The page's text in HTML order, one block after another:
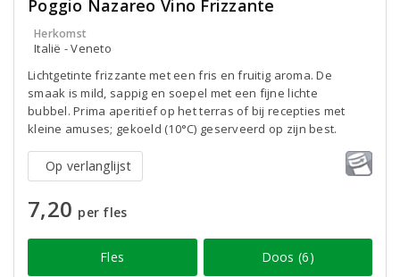
Poggio Nazareo Vino Frizzante
Herkomst
Italië - Veneto
Lichtgetinte frizzante met een fris en fruitig aroma. De
smaak is mild, sappig en soepel met een fijne lichte
bubbel. Prima aperitief op het terras of bij recepties met
kleine amuses; gekoeld (10°C) geserveerd op zijn best.
Op verlanglijst
7,20 per fles
Fles Doos (6)